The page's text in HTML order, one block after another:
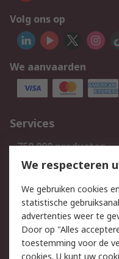
Volg ons op
We aanvaarden
Services
750.000 producten
Bestellen
Track & Trace
Wettelijk
Cookiebeleid
We respecteren
We gebruiken cookies
statistische
advertenties weer te
Door op "Alles
toestemming voor de
cookies. U kunt uw